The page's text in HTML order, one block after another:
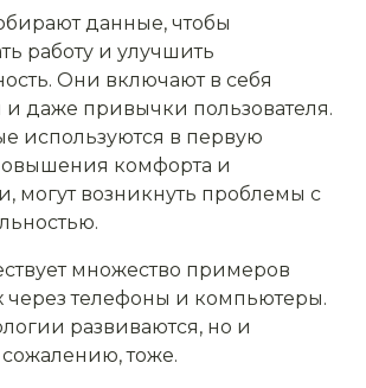
данные, чтобы
работу и улучшить
Они включают в себя
даже привычки пользователя.
используются в первую
комфорта и
могут возникнуть проблемы с
множество примеров
через телефоны и компьютеры.
развиваются, но и
тоже.